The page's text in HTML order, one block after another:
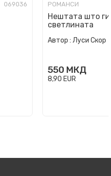
069036 РОМАНСИ
Нештата што
светлината
Автор : Луси Скор
550 МКД
8,90 EUR